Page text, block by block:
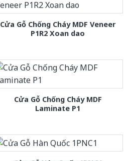
Cửa Gỗ Chống Cháy MDF Veneer
P1R2 Xoan dao
Cửa Gỗ Chống Cháy MDF
Laminate P1